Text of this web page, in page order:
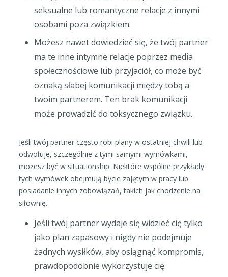
seksualne lub romantyczne relacje z innymi
osobami poza związkiem.
Możesz nawet dowiedzieć się, że twój partner
ma te inne intymne relacje poprzez media
społecznościowe lub przyjaciół, co może być
oznaką słabej komunikacji między tobą a
twoim partnerem. Ten brak komunikacji
może prowadzić do toksycznego związku.
Jeśli twój partner często robi plany w ostatniej chwili lub
odwołuje, szczególnie z tymi samymi wymówkami,
możesz być w situationship. Niektóre wspólne przykłady
tych wymówek obejmują bycie zajętym w pracy lub
posiadanie innych zobowiązań, takich jak chodzenie na
siłownię.
Jeśli twój partner wydaje się widzieć cię tylko
jako plan zapasowy i nigdy nie podejmuje
żadnych wysiłków, aby osiągnąć kompromis,
prawdopodobnie wykorzystuje cię.